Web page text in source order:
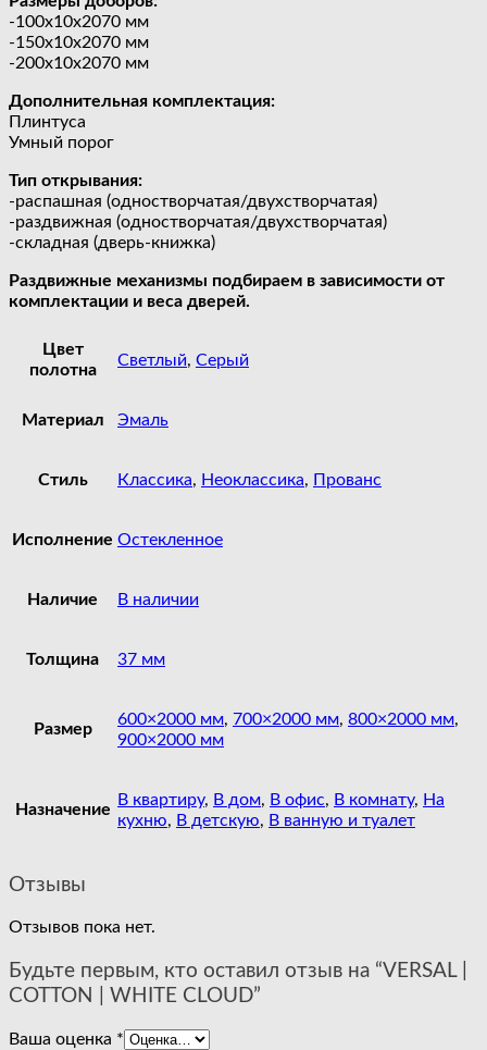
-100х10х2070 мм
-150х10х2070 мм
-200х10х2070 мм
Дополнительная комплектация:
Плинтуса
Умный порог
Тип открывания:
-распашная (одностворчатая/двухстворчатая)
-раздвижная (одностворчатая/двухстворчатая)
-складная (дверь-книжка)
Раздвижные механизмы подбираем в зависимости от
комплектации и веса дверей.
Цвет
полотна
Светлый, Серый
Материал Эмаль
Стиль Классика, Неоклассика, Прованс
Исполнение Остекленное
Наличие В наличии
Толщина 37 мм
Размер
600×2000 мм, 700×2000 мм, 800×2000 мм,
900×2000 мм
Назначение
В квартиру, В дом, В офис, В комнату, На
кухню, В детскую, В ванную и туалет
Отзывы
Отзывов пока нет.
Будьте первым, кто оставил отзыв на “VERSAL |
COTTON | WHITE CLOUD”
Ваша оценка *